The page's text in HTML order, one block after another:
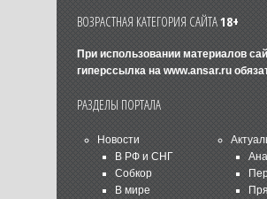
ВОЗРАСТНАЯ КАТЕГОРИЯ САЙТА18+
При использовании материалов
гиперссылка на www.ansar.ru
РАЗДЕЛЫ ПОРТАЛА
Новости
В РФ и СНГ
Собкор
В мире